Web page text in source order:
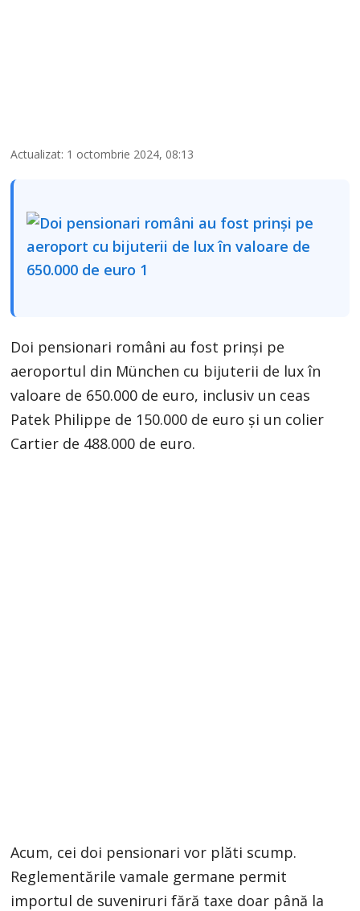
Actualizat: 1 octombrie 2024, 08:13
Doi pensionari români au fost prinși pe
aeroportul din München cu bijuterii de lux în
valoare de 650.000 de euro, inclusiv un ceas
Patek Philippe de 150.000 de euro și un colier
Cartier de 488.000 de euro.
Acum, cei doi pensionari vor plăti scump.
Reglementările vamale germane permit
importul de suveniruri fără taxe doar până la